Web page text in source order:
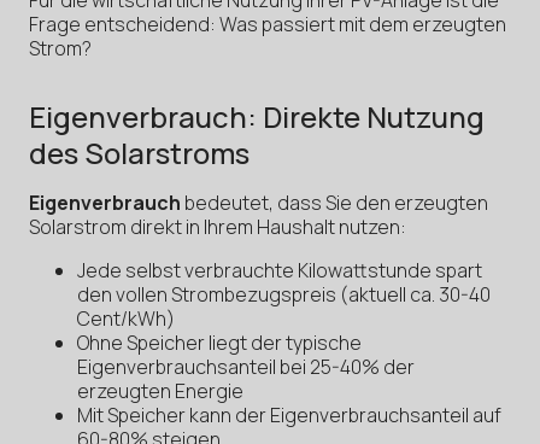
Frage entscheidend: Was passiert mit dem erzeugten
Strom?
Eigenverbrauch: Direkte Nutzung
des Solarstroms
Eigenverbrauch bedeutet, dass Sie den erzeugten
Solarstrom direkt in Ihrem Haushalt nutzen:
Jede selbst verbrauchte Kilowattstunde spart
den vollen Strombezugspreis (aktuell ca. 30-40
Cent/kWh)
Ohne Speicher liegt der typische
Eigenverbrauchsanteil bei 25-40% der
erzeugten Energie
Mit Speicher kann der Eigenverbrauchsanteil auf